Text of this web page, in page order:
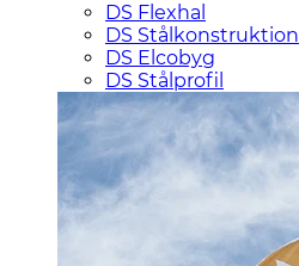
DS Flexhal
DS Stålkonstruktion
DS Elcobyg
DS Stålprofil